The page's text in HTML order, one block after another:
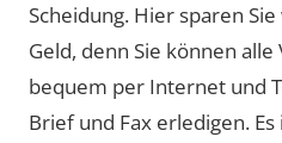
Scheidung. Hier sparen
Geld, denn Sie können
bequem per Internet und
Brief und Fax erledigen. Es